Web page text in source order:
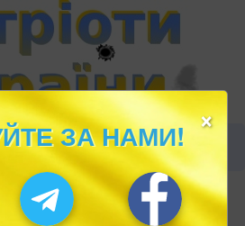
×
ЗА НАМИ!